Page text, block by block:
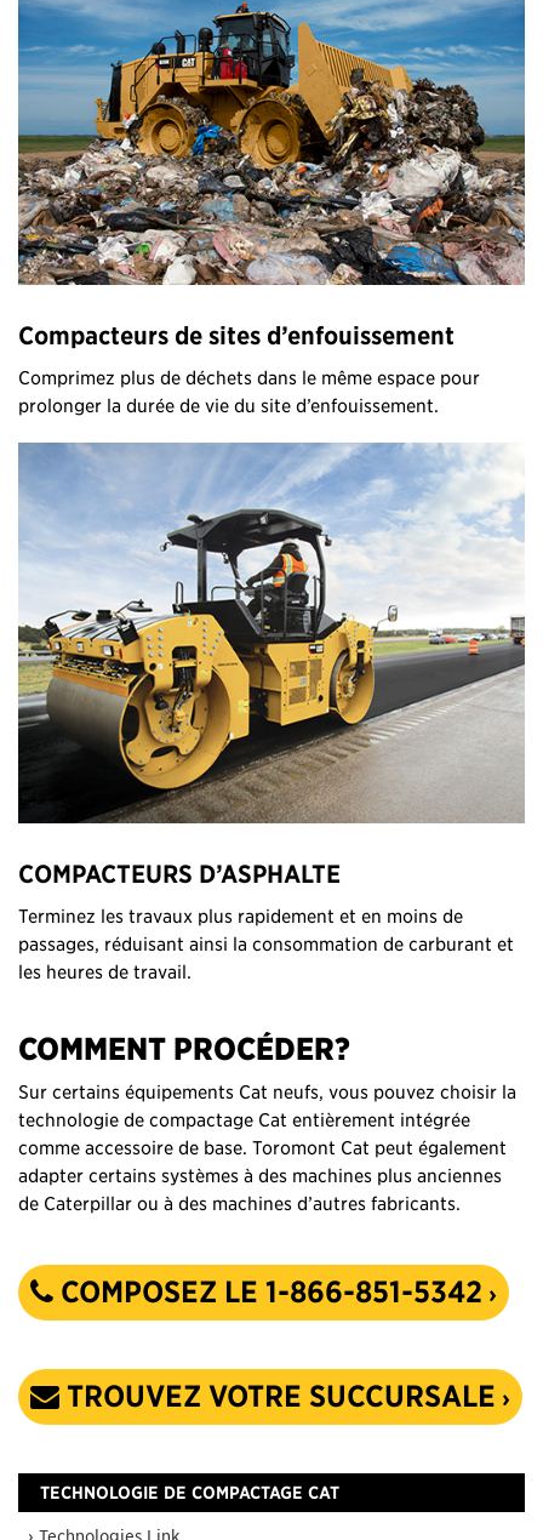
Compacteurs de sites d’enfouissement
Comprimez plus de déchets dans le même espace pour
prolonger la durée de vie du site d’enfouissement.
COMPACTEURS D’ASPHALTE
Terminez les travaux plus rapidement et en moins de
passages, réduisant ainsi la consommation de carburant et
les heures de travail.
COMMENT PROCÉDER?
Sur certains équipements Cat neufs, vous pouvez choisir la
technologie de compactage Cat entièrement intégrée
comme accessoire de base. Toromont Cat peut également
adapter certains systèmes à des machines plus anciennes
de Caterpillar ou à des machines d’autres fabricants.
COMPOSEZ LE 1-866-851-5342
TROUVEZ VOTRE SUCCURSALE
TECHNOLOGIE DE COMPACTAGE CAT
› Technologies Link